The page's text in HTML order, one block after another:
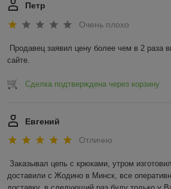
Петр
Очень плохо
Продавец заявил цену более чем в 2 раза
сайте.
Сделка подтверждена через корзину
Евгений
Отлично
Заказывал цепь с крюками, утром
доставили с Жодино в Минск, все